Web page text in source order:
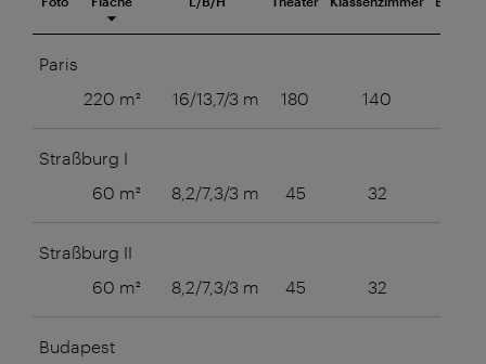
Paris
220 m²
16/13,7/3 m 180 140
Straßburg I
60 m²
8,2/7,3/3 m 45 32
Straßburg II
60 m²
8,2/7,3/3 m 45 32
Budapest